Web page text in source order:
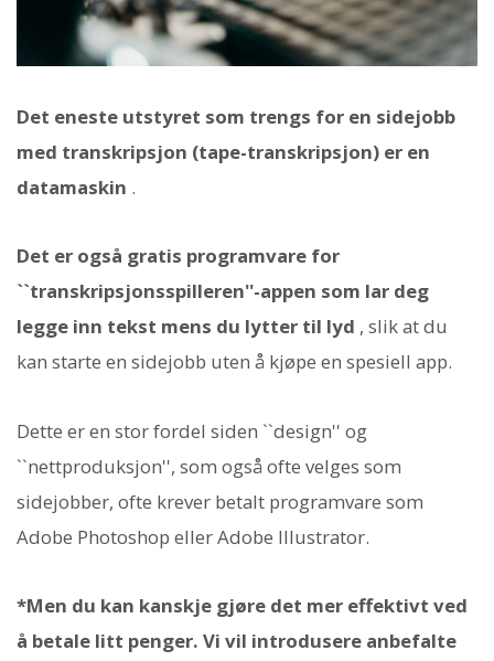
Det eneste utstyret som trengs for en sidejobb
med transkripsjon (tape-transkripsjon) er en
datamaskin .
Det er også gratis programvare for
``transkripsjonsspilleren''-appen som lar deg
legge inn tekst mens du lytter til lyd , slik at du
kan starte en sidejobb uten å kjøpe en spesiell app.
Dette er en stor fordel siden ``design'' og
``nettproduksjon'', som også ofte velges som
sidejobber, ofte krever betalt programvare som
Adobe Photoshop eller Adobe Illustrator.
*Men du kan kanskje gjøre det mer effektivt ved
å betale litt penger. Vi vil introdusere anbefalte